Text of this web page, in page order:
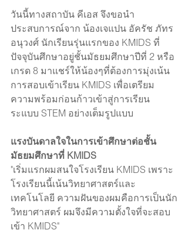
วันนี้ทางสถาบัน คีเอส จึงขอนำ
ประสบการณ์จาก น้องเจแปน อัครัช ภัทร
อนุวงศ์ นักเรียนรุ่นแรกของ KMIDS ที่
ปัจจุบันศึกษาอยู่ชั้นมัธยมศึกษาปีที่ 2 หรือ
เกรด 8 มาแชร์ให้น้องๆที่ต้องการมุ่งเน้น
การสอบเข้าเรียน KMIDS เพื่อเตรียม
ความพร้อมก่อนก้าวเข้าสู่การเรียน
ระแบบ STEM อย่างเต็มรูปแบบ
แรงบันดาลใจในการเข้าศึกษาต่อชั้น
มัธยมศึกษาที่ KMIDS
"เริ่มแรกผมสนใจโรงเรียน KMIDS เพราะ
โรงเรียนนี้เน้นวิทยาศาสตร์และ
เทคโนโลยี ความฝันของผมคือการเป็นนัก
วิทยาศาสตร์ ผมจึงมีความตั้งใจที่จะสอบ
เข้า KMIDS"